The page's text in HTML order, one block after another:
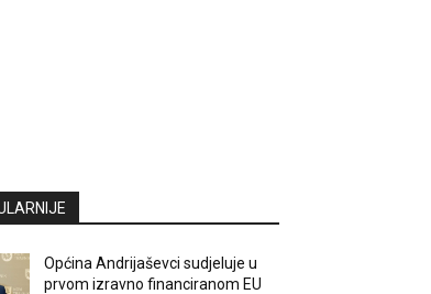
Općina Andrijaševci sudjeluje u
prvom izravno financiranom EU